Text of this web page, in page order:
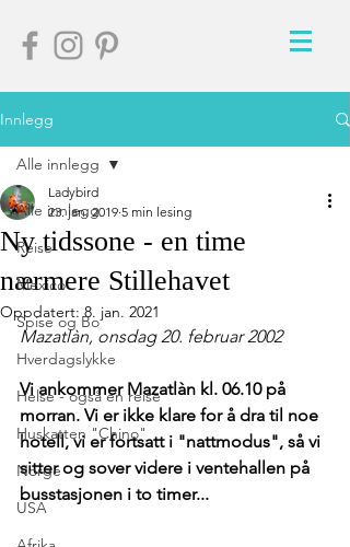
Innlegg
Alle innlegg
Reise
Mexico
Spise og Bo
Hverdagslykke
Helse - også en reise
Huskatten "Chino"
Norge
USA
Alle innlegg
Ny tidssone - en time
nærmere Stillehavet
Ladybird
23. jan. 2019 5 min lesing
Oppdatert:8. jan. 2021
Mazatlàn, onsdag 20. februar 2002
Vi ankommer Mazatlàn kl. 06.10 på
morran. Vi er ikke klare for å dra til noe
hotell, vi er fortsatt i "nattmodus", så vi
sitter og sover videre i ventehallen på
busstasjonen i to timer...